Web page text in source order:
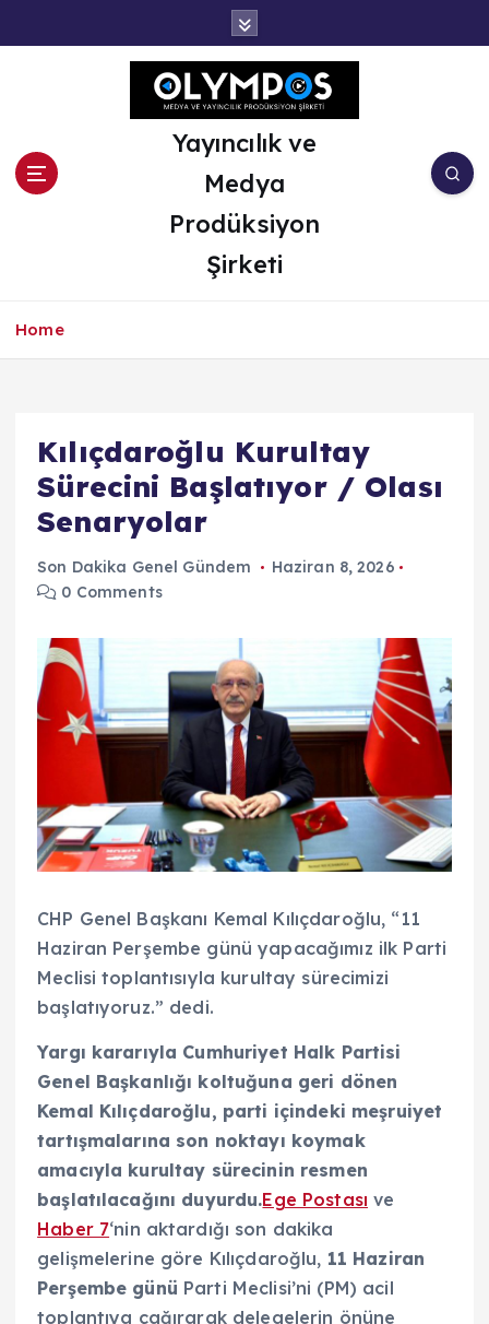
Yayıncılık ve
Medya
Prodüksiyon
Şirketi
Home
Kılıçdaroğlu Kurultay
Sürecini Başlatıyor / Olası
Senaryolar
Son Dakika Genel Gündem
Haziran 8, 2026
0 Comments
CHP Genel Başkanı Kemal Kılıçdaroğlu, “11
Haziran Perşembe günü yapacağımız ilk Parti
Meclisi toplantısıyla kurultay sürecimizi
başlatıyoruz.” dedi.
Yargı kararıyla Cumhuriyet Halk Partisi
Genel Başkanlığı koltuğuna geri dönen
Kemal Kılıçdaroğlu, parti içindeki meşruiyet
tartışmalarına son noktayı koymak
amacıyla kurultay sürecinin resmen
başlatılacağını duyurdu.Ege Postası ve
Haber 7‘nin aktardığı son dakika
gelişmelerine göre Kılıçdaroğlu, 11 Haziran
Perşembe günü Parti Meclisi’ni (PM) acil
toplantıya çağırarak delegelerin önüne